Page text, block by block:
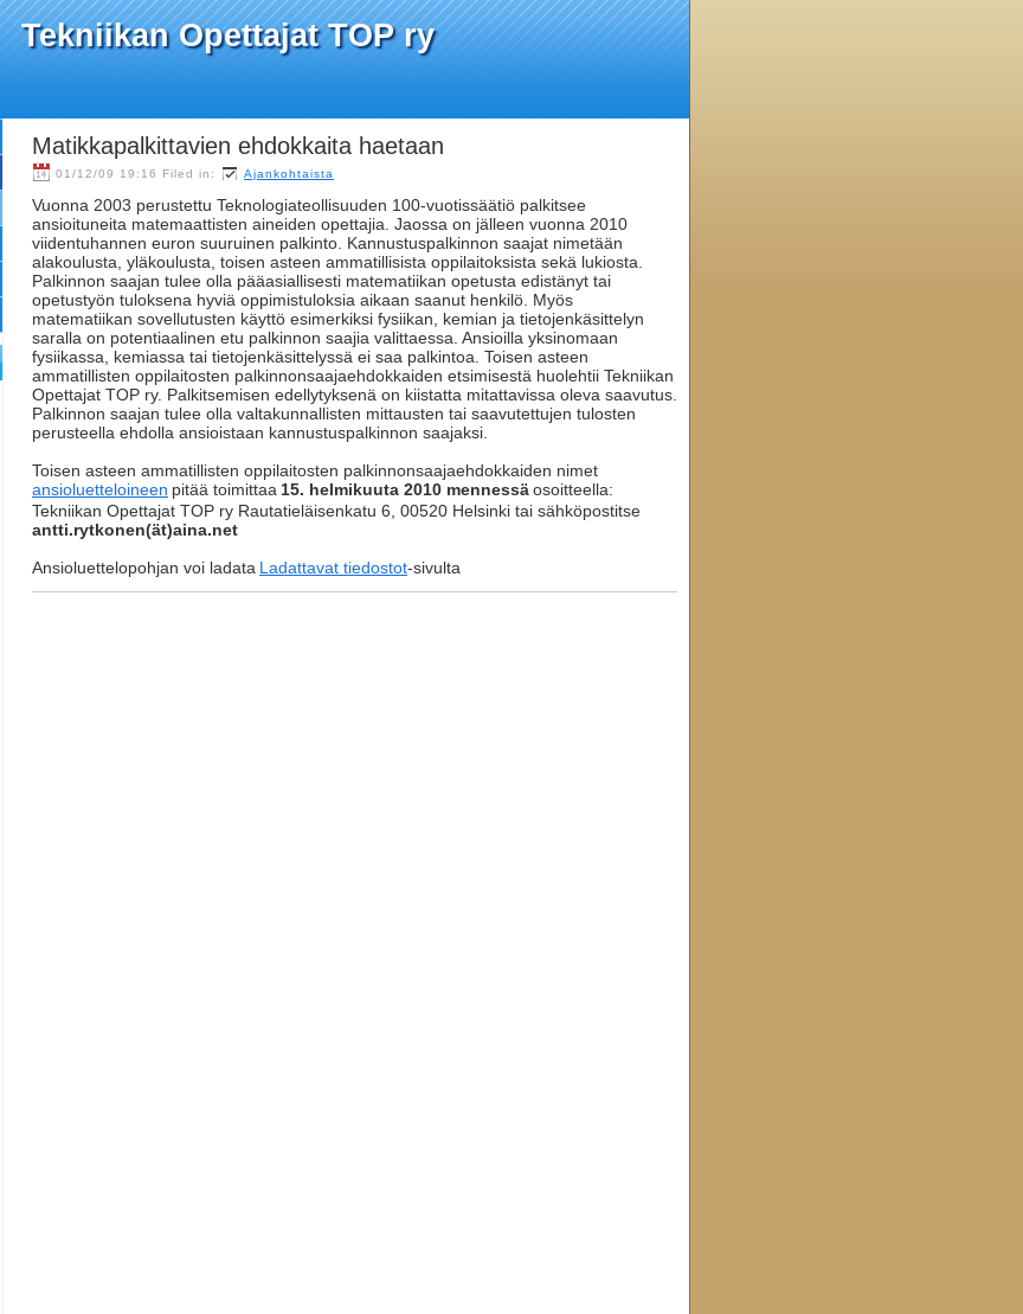
Tekniikan Opettajat TOP ry
Matikkapalkittavien ehdokkaita haetaan
01/12/09 19:16 Filed in: Ajankohtaista
Vuonna 2003 perustettu Teknologiateollisuuden 100-vuotissäätiö palkitsee
ansioituneita matemaattisten aineiden opettajia. Jaossa on jälleen vuonna 2010
viidentuhannen euron suuruinen palkinto. Kannustuspalkinnon saajat nimetään
alakoulusta, yläkoulusta, toisen asteen ammatillisista oppilaitoksista sekä lukiosta.
Palkinnon saajan tulee olla pääasiallisesti matematiikan opetusta edistänyt tai
opetustyön tuloksena hyviä oppimistuloksia aikaan saanut henkilö. Myös
matematiikan sovellutusten käyttö esimerkiksi fysiikan, kemian ja tietojenkäsittelyn
saralla on potentiaalinen etu palkinnon saajia valittaessa. Ansioilla yksinomaan
fysiikassa, kemiassa tai tietojenkäsittelyssä ei saa palkintoa. Toisen asteen
ammatillisten oppilaitosten palkinnonsaajaehdokkaiden etsimisestä huolehtii Tekniikan
Opettajat TOP ry. Palkitsemisen edellytyksenä on kiistatta mitattavissa oleva saavutus.
Palkinnon saajan tulee olla valtakunnallisten mittausten tai saavutettujen tulosten
perusteella ehdolla ansioistaan kannustuspalkinnon saajaksi.
Toisen asteen ammatillisten oppilaitosten palkinnonsaajaehdokkaiden nimet
ansioluetteloineen pitää toimittaa 15. helmikuuta 2010 mennessäosoitteella:
Tekniikan Opettajat TOP ry Rautatieläisenkatu 6, 00520 Helsinki tai sähköpostitse
antti.rytkonen(ät)aina.net
Ansioluettelopohjan voi ladata Ladattavat tiedostot-sivulta